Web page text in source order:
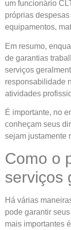
um funcionário
próprias
equipamentos,
Em resumo,
de garantias
serviços
responsabilidade
atividades
É importante, no
conheçam seus
sejam justamente
Como o
serviços
Há várias
pode garantir
mais importantes